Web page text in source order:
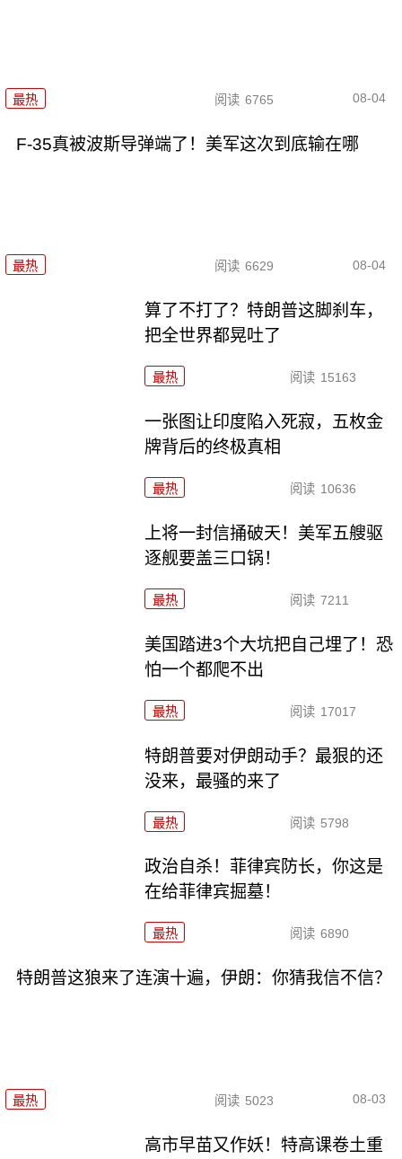
最热 阅读 6765 08-04
F-35真被波斯导弹端了！美军这次到底输在哪
最热 阅读 6629 08-04
算了不打了？特朗普这脚刹车，
把全世界都晃吐了
最热 阅读 15163
一张图让印度陷入死寂，五枚金
牌背后的终极真相
最热 阅读 10636
上将一封信捅破天！美军五艘驱
逐舰要盖三口锅！
最热 阅读 7211
美国踏进3个大坑把自己埋了！恐
怕一个都爬不出
最热 阅读 17017
特朗普要对伊朗动手？最狠的还
没来，最骚的来了
最热 阅读 5798
政治自杀！菲律宾防长，你这是
在给菲律宾掘墓！
最热 阅读 6890
特朗普这狼来了连演十遍，伊朗：你猜我信不信？
最热 阅读 5023 08-03
高市早苗又作妖！特高课卷土重